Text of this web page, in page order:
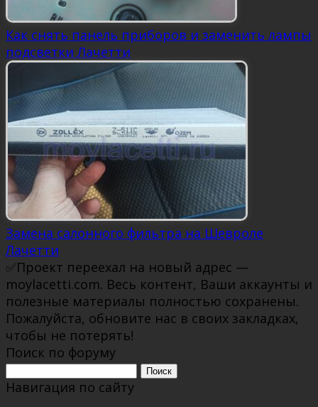
Как снять панель приборов и заменить лампы
подсветки Лачетти
Замена салонного фильтра на Шевроле
Лачетти
✅Проект переехал на новый адрес —
moylacetti.com. Весь контент, Ваши аккаунты и
полезные материалы полностью сохранены.
Пожалуйста, обновите нас в своих закладках,
чтобы не потерять!
Поиск по форуму
Поиск:
Навигация по сайту